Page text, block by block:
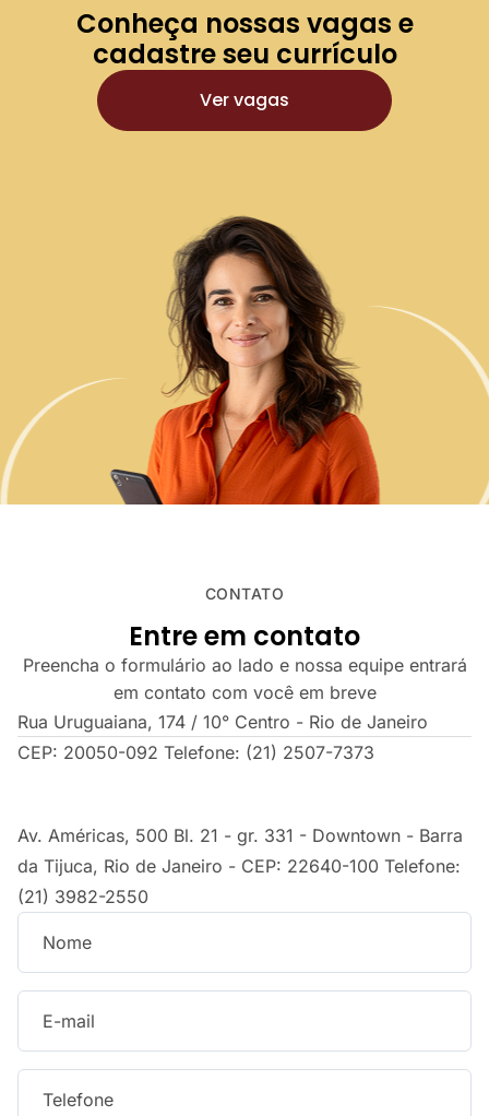
Conheça nossas vagas e
cadastre seu currículo
Ver vagas
CONTATO
Entre em contato
Preencha o formulário ao lado e nossa equipe entrará
em contato com você em breve
Rua Uruguaiana, 174 / 10° Centro - Rio de Janeiro
CEP: 20050-092 Telefone: (21) 2507-7373
Av. Américas, 500 Bl. 21 - gr. 331 - Downtown - Barra
da Tijuca, Rio de Janeiro - CEP: 22640-100 Telefone:
(21) 3982-2550